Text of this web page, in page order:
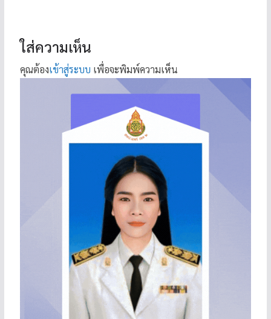
ใส่ความเห็น
คุณต้องเข้าสู่ระบบ เพื่อจะพิมพ์ความเห็น